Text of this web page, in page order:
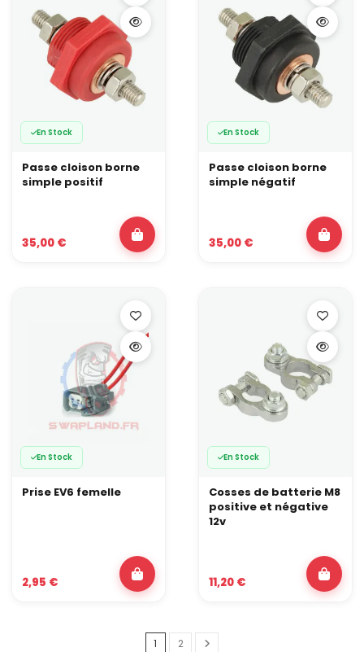
En Stock
Passe cloison borne
simple positif
35,00 €
En Stock
Passe cloison borne
simple négatif
35,00 €
En Stock
Prise EV6 femelle
2,95 €
En Stock
Cosses de batterie M8
positive et négative
12v
11,20 €
1 2